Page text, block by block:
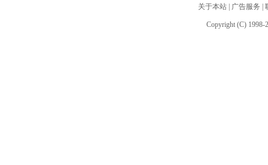
关于本站| 广告服务
Copyright (C) 1998-